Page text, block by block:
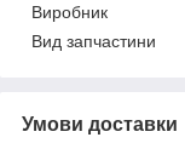
Виробник
Вид запчастини
Умови доставки